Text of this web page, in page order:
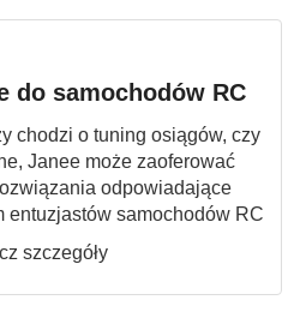
do samochodów RC
chodzi o tuning osiągów, czy
Janee może zaoferować
odpowiadające
entuzjastów samochodów RC
szczegóły